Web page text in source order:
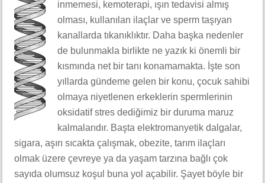
inmemesi, kemoterapi, ışın tedavisi almış
olması, kullanılan ilaçlar ve sperm taşıyan
kanallarda tıkanıklıktır. Daha başka nedenler
de bulunmakla birlikte ne yazık ki önemli bir
kısmında net bir tanı konamamakta. İşte son
yıllarda gündeme gelen bir konu, çocuk sahibi
olmaya niyetlenen erkeklerin spermlerinin
oksidatif stres dediğimiz bir duruma maruz
kalmalarıdır. Başta elektromanyetik dalgalar,
sigara, aşırı sıcakta çalışmak, obezite, tarım ilaçları
olmak üzere çevreye ya da yaşam tarzına bağlı çok
sayıda olumsuz koşul buna yol açabilir. Şayet böyle bir